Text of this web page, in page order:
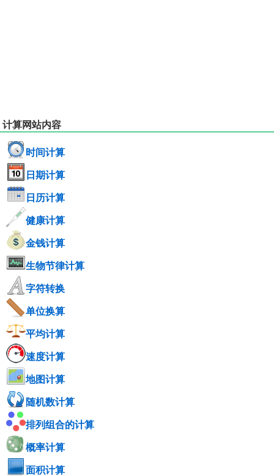
计算网站内容
时间计算
日期计算
日历计算
健康计算
金钱计算
生物节律计算
字符转换
单位换算
平均计算
速度计算
地图计算
随机数计算
排列组合的计算
概率计算
面积计算